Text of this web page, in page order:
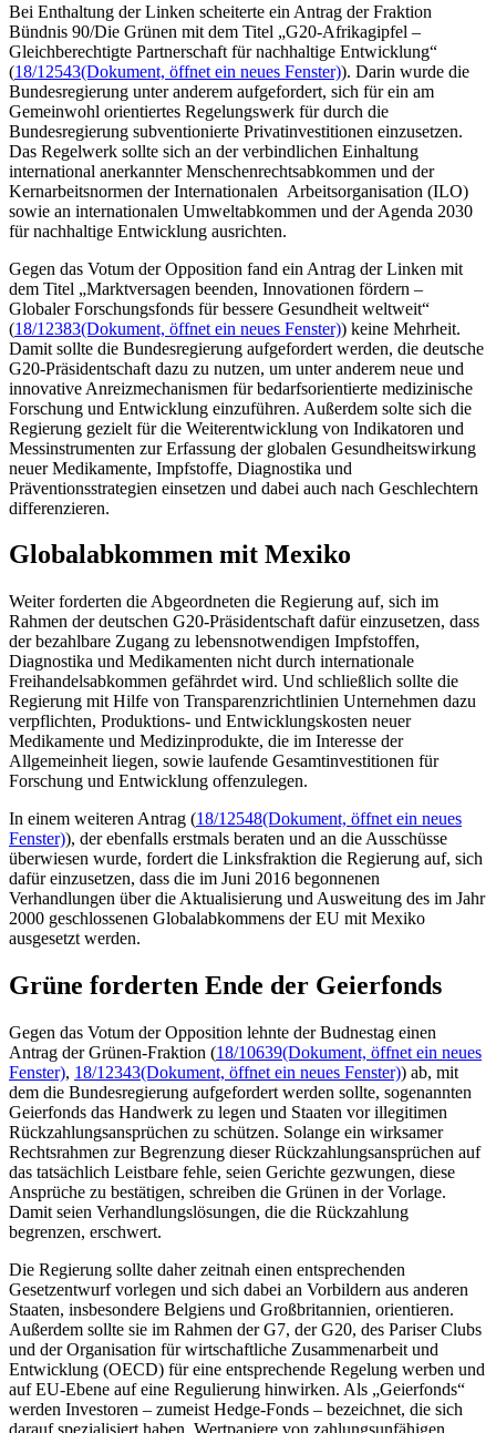
Bei Enthaltung der Linken scheiterte ein Antrag der Fraktion
Bündnis 90/Die Grünen mit dem Titel „G20-Afrikagipfel –
Gleichberechtigte Partnerschaft für nachhaltige Entwicklung“
(18/12543(Dokument, öffnet ein neues Fenster)). Darin wurde die
Bundesregierung unter anderem aufgefordert, sich für ein am
Gemeinwohl orientiertes Regelungswerk für durch die
Bundesregierung subventionierte Privatinvestitionen einzusetzen.
Das Regelwerk sollte sich an der verbindlichen Einhaltung
international anerkannter Menschenrechtsabkommen und der
Kernarbeitsnormen der Internationalen Arbeitsorganisation (ILO)
sowie an internationalen Umweltabkommen und der Agenda 2030
für nachhaltige Entwicklung ausrichten.
Gegen das Votum der Opposition fand ein Antrag der Linken mit
dem Titel „Marktversagen beenden, Innovationen fördern –
Globaler Forschungsfonds für bessere Gesundheit weltweit“
(18/12383(Dokument, öffnet ein neues Fenster)) keine Mehrheit.
Damit sollte die Bundesregierung aufgefordert werden, die deutsche
G20-Präsidentschaft dazu zu nutzen, um unter anderem neue und
innovative Anreizmechanismen für bedarfsorientierte medizinische
Forschung und Entwicklung einzuführen. Außerdem solte sich die
Regierung gezielt für die Weiterentwicklung von Indikatoren und
Messinstrumenten zur Erfassung der globalen Gesundheitswirkung
neuer Medikamente, Impfstoffe, Diagnostika und
Präventionsstrategien einsetzen und dabei auch nach Geschlechtern
differenzieren.
Globalabkommen mit Mexiko
Weiter forderten die Abgeordneten die Regierung auf, sich im
Rahmen der deutschen G20-Präsidentschaft dafür einzusetzen, dass
der bezahlbare Zugang zu lebensnotwendigen Impfstoffen,
Diagnostika und Medikamenten nicht durch internationale
Freihandelsabkommen gefährdet wird. Und schließlich sollte die
Regierung mit Hilfe von Transparenzrichtlinien Unternehmen dazu
verpflichten, Produktions- und Entwicklungskosten neuer
Medikamente und Medizinprodukte, die im Interesse der
Allgemeinheit liegen, sowie laufende Gesamtinvestitionen für
Forschung und Entwicklung offenzulegen.
In einem weiteren Antrag (18/12548(Dokument, öffnet ein neues
Fenster)), der ebenfalls erstmals beraten und an die Ausschüsse
überwiesen wurde, fordert die Linksfraktion die Regierung auf, sich
dafür einzusetzen, dass die im Juni 2016 begonnenen
Verhandlungen über die Aktualisierung und Ausweitung des im Jahr
2000 geschlossenen Globalabkommens der EU mit Mexiko
ausgesetzt werden.
Grüne forderten Ende der Geierfonds
Gegen das Votum der Opposition lehnte der Budnestag einen
Antrag der Grünen-Fraktion (18/10639(Dokument, öffnet ein neues
Fenster), 18/12343(Dokument, öffnet ein neues Fenster)) ab, mit
dem die Bundesregierung aufgefordert werden sollte, sogenannten
Geierfonds das Handwerk zu legen und Staaten vor illegitimen
Rückzahlungsansprüchen zu schützen. Solange ein wirksamer
Rechtsrahmen zur Begrenzung dieser Rückzahlungsansprüchen auf
das tatsächlich Leistbare fehle, seien Gerichte gezwungen, diese
Ansprüche zu bestätigen, schreiben die Grünen in der Vorlage.
Damit seien Verhandlungslösungen, die die Rückzahlung
begrenzen, erschwert.
Die Regierung sollte daher zeitnah einen entsprechenden
Gesetzentwurf vorlegen und sich dabei an Vorbildern aus anderen
Staaten, insbesondere Belgiens und Großbritannien, orientieren.
Außerdem sollte sie im Rahmen der G7, der G20, des Pariser Clubs
und der Organisation für wirtschaftliche Zusammenarbeit und
Entwicklung (OECD) für eine entsprechende Regelung werben und
auf EU-Ebene auf eine Regulierung hinwirken. Als „Geierfonds“
werden Investoren – zumeist Hedge-Fonds – bezeichnet, die sich